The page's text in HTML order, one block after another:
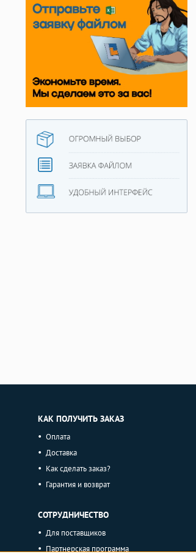
КАК ПОЛУЧИТЬ ЗАКАЗ
Оплата
Доставка
Как сделать заказ?
Гарантия и возврат
СОТРУДНИЧЕСТВО
Для поставщиков
Партнерская программа